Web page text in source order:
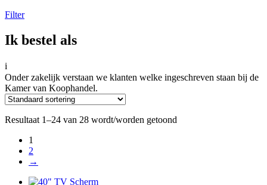
Filter
Ik bestel als
i
Onder zakelijk verstaan we klanten welke ingeschreven staan bij de
Kamer van Koophandel.
Resultaat 1–24 van 28 wordt/worden getoond
1
2
→